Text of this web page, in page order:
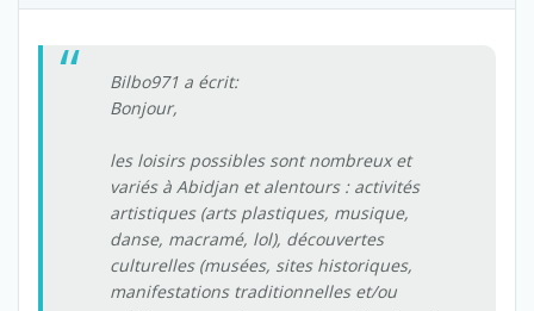
Bilbo971 a écrit:
Bonjour,
les loisirs possibles sont nombreux et
variés à Abidjan et alentours : activités
artistiques (arts plastiques, musique,
danse, macramé, lol), découvertes
culturelles (musées, sites historiques,
manifestations traditionnelles et/ou